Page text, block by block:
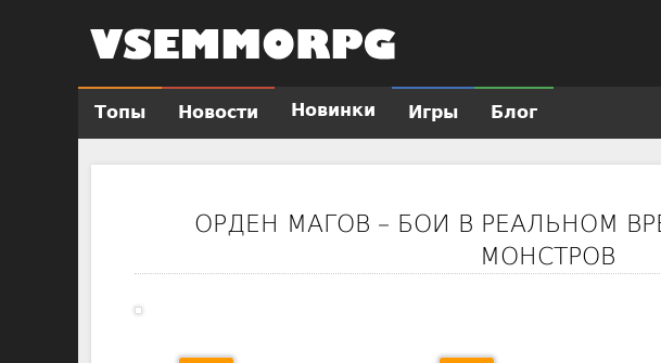
ОРДЕН МАГОВ – БОИ В РЕАЛЬНОМ
МОНСТРОВ
л
Топы Новости Новинки Игры Блог